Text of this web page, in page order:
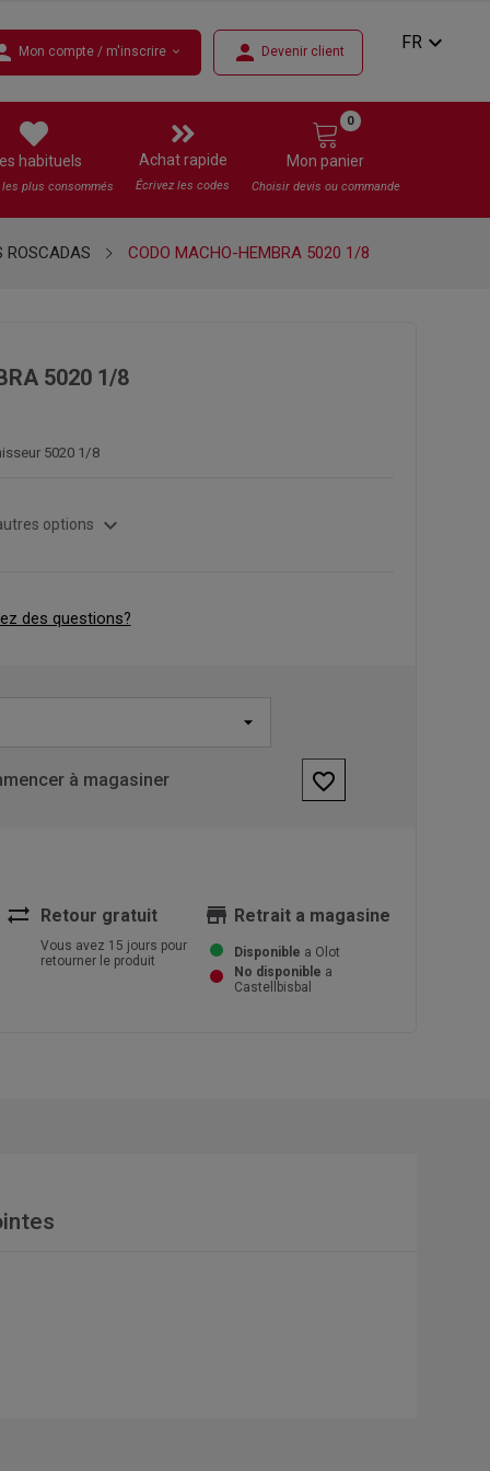
Mon compte / m'inscrire expand_more person Devenir client FR expand_more
habituels
plus consommés
Achat rapide
Écrivez les codes
Mon panier
0
Choisir devis ou commande
ROSCADAS CODO MACHO-HEMBRA 5020 1/8
5020 1/8
5020 1/8
options expand_more
des questions?
à magasiner favorite_border
sync_alt Retour gratuit
Vous avez 15 jours pour
retourner le produit
store Retrait a magasine
Disponible a Olot
No disponible a
Castellbisbal